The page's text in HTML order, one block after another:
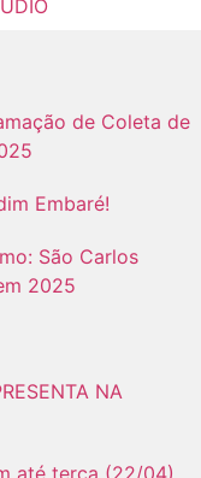
de Coleta de
Embaré!
São Carlos
2025
NA
até terça (22/04)